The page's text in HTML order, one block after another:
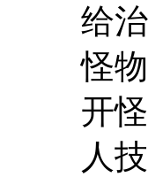
给
怪
开
人